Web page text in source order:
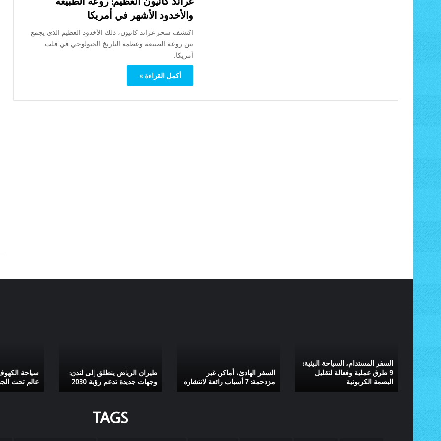
والأخدود الأشهر في أمريكا
اكتشف سحر غراند كانيون، ذلك الأخدود العظيم الذي يجمع
بين روعة الطبيعة وعظمة التاريخ الجيولوجي في قلب
أمريكا.
أكمل القراءة »
طرق
عملية
وفعالة
السفر المستدام، السياحة البيئية:
9 طرق عملية وفعالة لتقليل
البصمة الكربونية
أسباب
رائعة
السفر الهادئ، أماكن غير
مزدحمة: 7 أسباب رائعة لانتشاره
وجهات
جديدة
تدعم
طيران الرياض ينطلق إلى لندن:
وجهات جديدة تدعم رؤية 2030
تحت
الجبال
سياحة
عالم تحت
TAGS